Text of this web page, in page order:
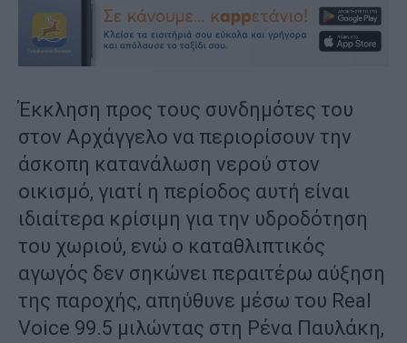
Έκκληση προς τους συνδημότες του
στον Αρχάγγελο να περιορίσουν την
άσκοπη κατανάλωση νερού στον
οικισμό, γιατί η περίοδος αυτή είναι
ιδιαίτερα κρίσιμη για την υδροδότηση
του χωριού, ενώ ο καταθλιπτικός
αγωγός δεν σηκώνει περαιτέρω αύξηση
της παροχής, απηύθυνε μέσω του Real
Voice 99.5 μιλώντας στη Ρένα Παυλάκη,